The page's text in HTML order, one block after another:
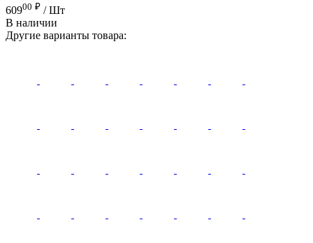
60900 ₽ / Шт
В наличии
Другие варианты товара: